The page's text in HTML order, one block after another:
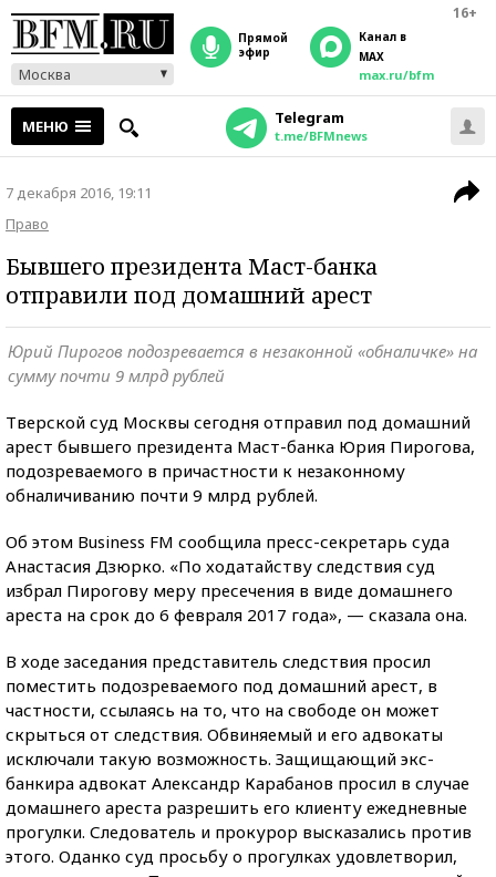
16+
Москва
прямой
эфир
Канал в
MAX
max.ru/bfm
МЕНЮ Telegram
t.me/BFMnews
7 декабря 2016, 19:11
Право
Бывшего президента Маст-банка
отправили под домашний арест
Юрий Пирогов подозревается в незаконной «обналичке» на
сумму почти 9 млрд рублей
Тверской суд Москвы сегодня отправил под домашний
арест бывшего президента Маст-банка Юрия Пирогова,
подозреваемого в причастности к незаконному
обналичиванию почти 9 млрд рублей.
Об этом Business FM сообщила пресс-секретарь суда
Анастасия Дзюрко. «По ходатайству следствия суд
избрал Пирогову меру пресечения в виде домашнего
ареста на срок до 6 февраля 2017 года», — сказала она.
В ходе заседания представитель следствия просил
поместить подозреваемого под домашний арест, в
частности, ссылаясь на то, что на свободе он может
скрыться от следствия. Обвиняемый и его адвокаты
исключали такую возможность. Защищающий экс-
банкира адвокат Александр Карабанов просил в случае
домашнего ареста разрешить его клиенту ежедневные
прогулки. Следователь и прокурор высказались против
этого. Оданко суд просьбу о прогулках удовлетворил,